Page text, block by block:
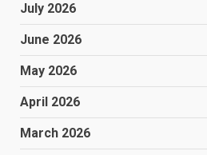
July 2026
June 2026
May 2026
April 2026
March 2026